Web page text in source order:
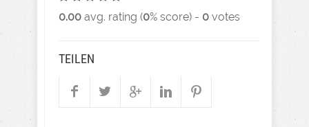
0.00 avg. rating (0% score) - 0 votes
TEILEN